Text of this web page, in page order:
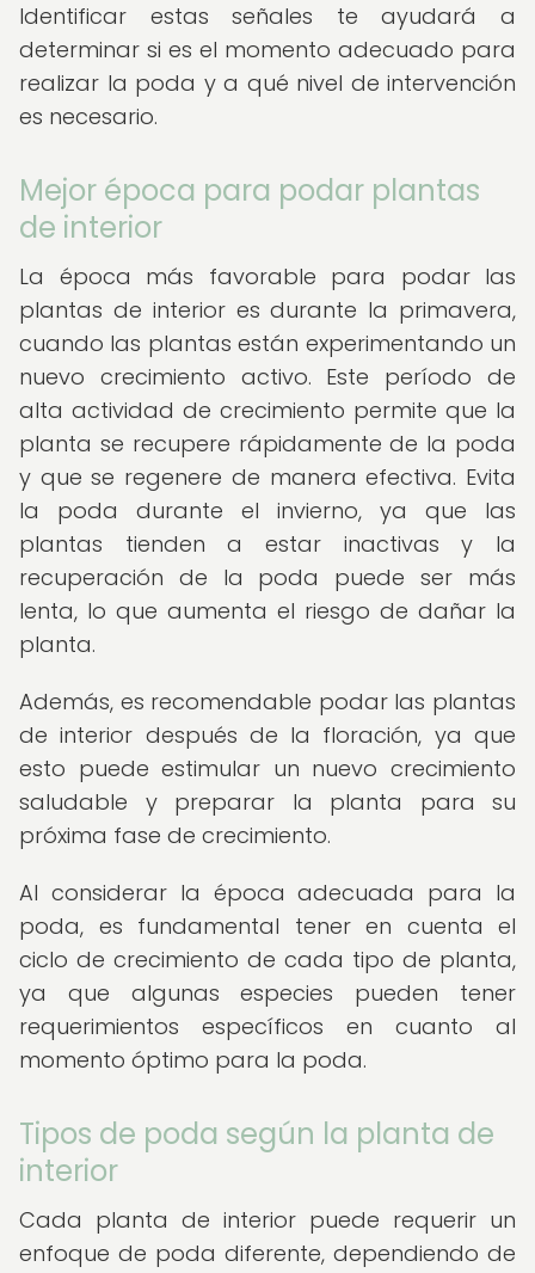
Identificar estas señales te ayudará a
determinar si es el momento adecuado para
realizar la poda y a qué nivel de intervención
es necesario.
Mejor época para podar plantas
de interior
La época más favorable para podar las
plantas de interior es durante la primavera,
cuando las plantas están experimentando un
nuevo crecimiento activo. Este período de
alta actividad de crecimiento permite que la
planta se recupere rápidamente de la poda
y que se regenere de manera efectiva. Evita
la poda durante el invierno, ya que las
plantas tienden a estar inactivas y la
recuperación de la poda puede ser más
lenta, lo que aumenta el riesgo de dañar la
planta.
Además, es recomendable podar las plantas
de interior después de la floración, ya que
esto puede estimular un nuevo crecimiento
saludable y preparar la planta para su
próxima fase de crecimiento.
Al considerar la época adecuada para la
poda, es fundamental tener en cuenta el
ciclo de crecimiento de cada tipo de planta,
ya que algunas especies pueden tener
requerimientos específicos en cuanto al
momento óptimo para la poda.
Tipos de poda según la planta de
interior
Cada planta de interior puede requerir un
enfoque de poda diferente, dependiendo de